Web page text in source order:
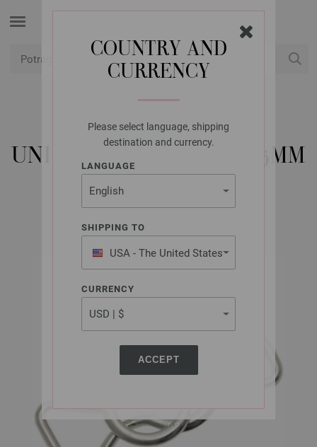
COUNTRY AND
CURRENCY
Please select language, shipping
destination and currency.
LANGUAGE
SHIPPING TO
USA - The United States
of America
CURRENCY
ACCEPT
UNION KNOPF
UNION KNOPF 57040/15MM
Artikl br.: 57040